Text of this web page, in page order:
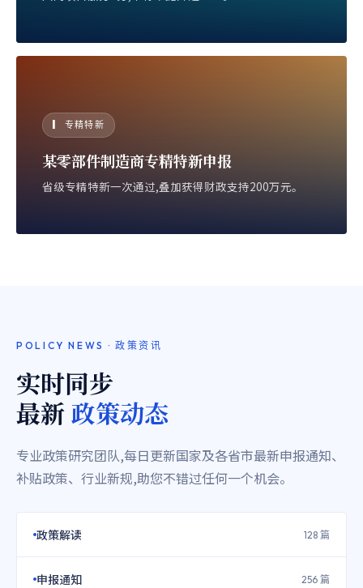
▎ 专精特新
某零部件制造商专精特新申报
省级专精特新一次通过,叠加获得财政支持200万元。
POLICY NEWS · 政策资讯
实时同步
最新政策动态
专业政策研究团队,每日更新国家及各省市最新申报通知、
补贴政策、行业新规,助您不错过任何一个机会。
政策解读 128 篇
申报通知 256 篇